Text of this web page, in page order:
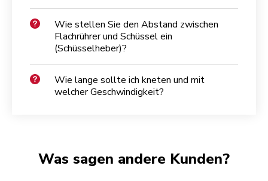
Wie stellen Sie den Abstand zwischen
Flachrührer und Schüssel ein
(Schüsselheber)?
Wie lange sollte ich kneten und mit
welcher Geschwindigkeit?
Was sagen andere Kunden?